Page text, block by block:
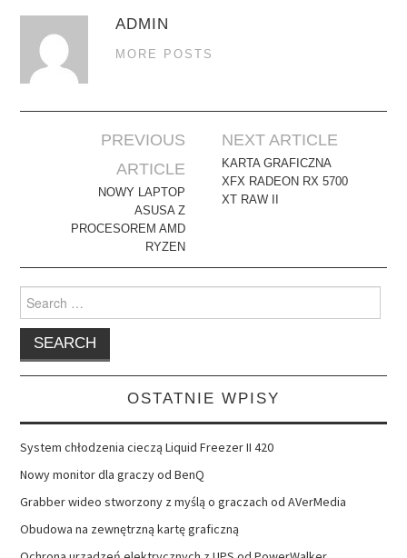
ADMIN
MORE POSTS
navigation
PREVIOUS
ARTICLE
NOWY LAPTOP
ASUSA Z
PROCESOREM AMD
RYZEN
NEXT ARTICLE
KARTA GRAFICZNA
XFX RADEON RX 5700
XT RAW II
Search
for:
OSTATNIE WPISY
System chłodzenia cieczą Liquid Freezer II 420
Nowy monitor dla graczy od BenQ
Grabber wideo stworzony z myślą o graczach od AVerMedia
Obudowa na zewnętrzną kartę graficzną